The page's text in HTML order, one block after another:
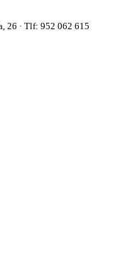
26 · Tlf: 952 062 615